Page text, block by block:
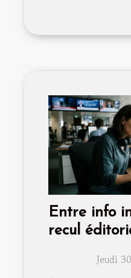
Entre info
recul
Jeudi